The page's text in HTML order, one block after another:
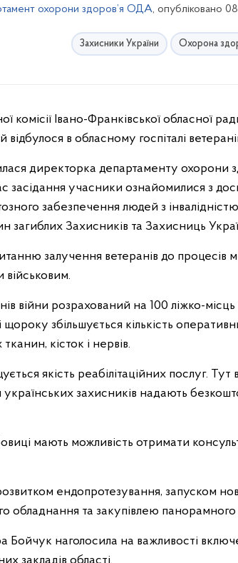
охорони здоров’я ОДА, опубліковано
Захисники України Охорона
в обласному госпіталі
директорка департаменту охорони
засідання учасники ознайомилися з
забезпечення людей з інвалідністю
загиблих Захисників та Захисниць
залучення ветеранів до
війни розрахований на 100 ліжко-
збільшується кількість
кісток і нервів.
якість реабілітаційних послуг.
українських захисників надають
мають можливість отримати
ендопротезування, запуском
обладнання та закупівлею
Бойчук наголосила на важливості